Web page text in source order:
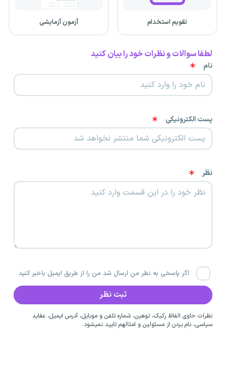
تقویم استخدام آزمون آزمایشی
لطفا سوالات و نظرات خود را بیان کنید
نام
پست الکترونیکی
نظر
اگر پاسخی به نظر من ارسال شد من را از طریق ایمیل باخبر کنید
نظرات حاوی الفاظ رکیک، توهین، شماره تلفن و موبایل، آدرس ایمیل، عقاید
سیاسی، نام بردن از مسئولین و امثالهم تایید نمیشود.